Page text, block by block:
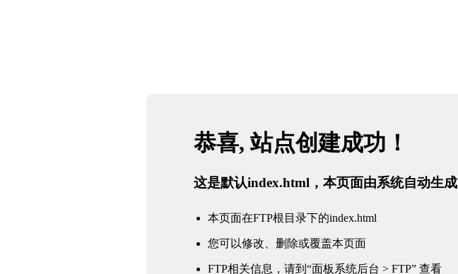
恭喜, 站点创建成功！
这是默认index.html，本页面由系统自动生成
本页面在FTP根目录下的index.html
您可以修改、删除或覆盖本页面
FTP相关信息，请到“面板系统后台 > FTP” 查看